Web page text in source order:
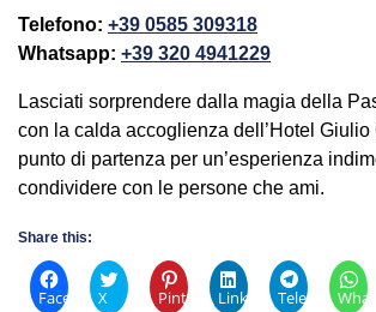
Telefono: +39 0585 309318
Whatsapp: +39 320 4941229
Lasciati sorprendere dalla magia della
con la calda accoglienza dell’Hotel Giulio
punto di partenza per un’esperienza
condividere con le persone che ami.
Share this:
Facebook
X PinterestLinkedInTelegram